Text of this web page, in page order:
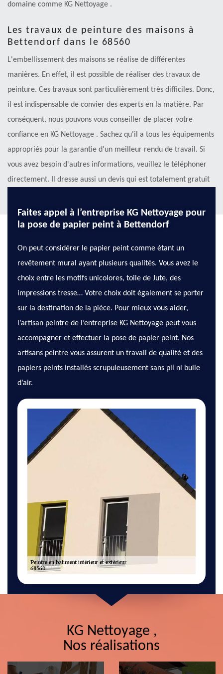
domaine comme KG Nettoyage .
Les travaux de peinture des maisons à
Bettendorf dans le 68560
L'embellissement des maisons se réalise de différentes
manières. En effet, il est possible de réaliser des travaux de
peinture. Ces travaux sont particulièrement très difficiles. Donc,
il est indispensable de convier des experts en la matière. Par
conséquent, nous pouvons vous conseiller de placer votre
confiance en KG Nettoyage . Sachez qu'il a tous les équipements
appropriés pour la garantie d'un meilleur rendu de travail. Si
vous avez besoin d'autres informations, veuillez le téléphoner
directement. Il dresse aussi un devis qui est totalement gratuit
Faites appel à l’entreprise KG Nettoyage pour
la pose de papier peint à Bettendorf
On peut considérer le papier peint comme étant un
revêtement mural ayant plusieurs qualités. Vous avez le
choix entre les motifs unicolores, toile de Jute, des
impressions tresse… Votre choix doit également se porter
sur la destination de la pièce. Pour mieux vous aider,
l’artisan peintre de l’entreprise KG Nettoyage peut vous
accompagner et effectuer la pose de papier peint. Nos
artisans peintre vous assurent un travail de qualité et des
papiers peints installés scrupuleusement sans pli ni bulle
d’air.
KG Nettoyage ,
Nos réalisations